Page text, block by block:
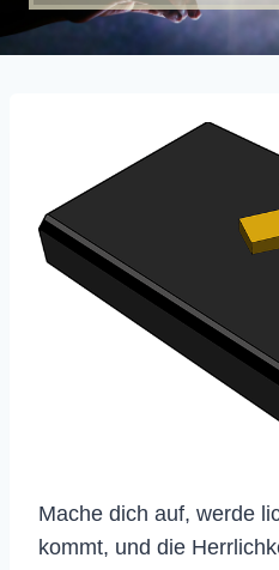
Mache dich auf, werde
kommt, und die